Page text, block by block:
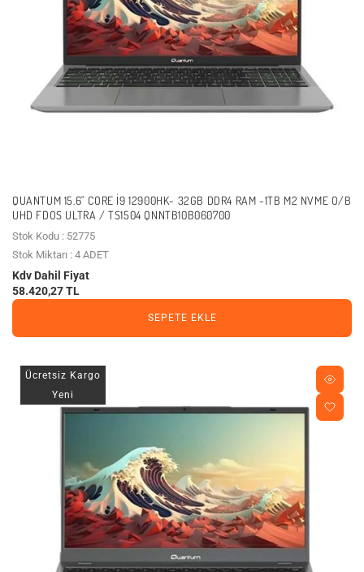
QUANTUM 15.6" CORE I9 12900HK- 32GB DDR4 RAM -1TB M2 NVME O/B
UHD FDOS ULTRA / TS1504 QNNTB10B060700
Stok Kodu : 52775
Stok Miktarı : 4 ADET
Kdv Dahil Fiyat
58.420,27 TL
SEPETE EKLE
Ücretsiz Kargo
Yeni